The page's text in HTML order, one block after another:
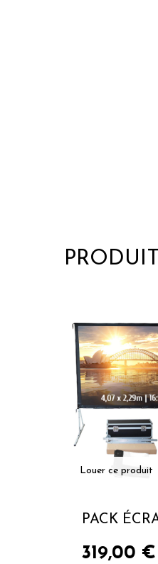
Louer ce produit
PACK
319,00 €